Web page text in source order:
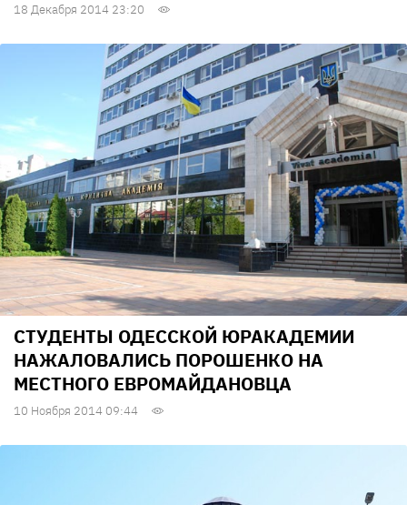
18 Декабря 2014 23:20
СТУДЕНТЫ ОДЕССКОЙ ЮРАКАДЕМИИ
НАЖАЛОВАЛИСЬ ПОРОШЕНКО НА
МЕСТНОГО ЕВРОМАЙДАНОВЦА
10 Ноября 2014 09:44